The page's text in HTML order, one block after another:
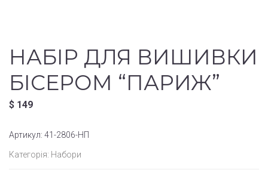
НАБІР ДЛЯ ВИШИВКИ
БІСЕРОМ “ПАРИЖ”
$ 149
Артикул: 41-2806-НП
Категорія: Набори